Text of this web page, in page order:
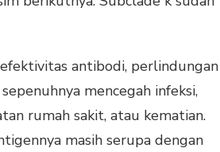
antibodi, perlindungan
mencegah infeksi,
rumah sakit, atau kematian.
masih serupa dengan